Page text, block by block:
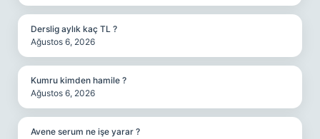
Derslig aylık kaç TL ?
Ağustos 6, 2026
Kumru kimden hamile ?
Ağustos 6, 2026
Avene serum ne işe yarar ?